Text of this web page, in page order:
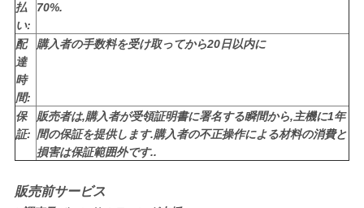
払
い:
70%.
配
達
時
間:
購入者の手数料を受け取ってから20日以内に
保
証:
販売者は,購入者が受領証明書に署名する瞬間から,主機に1年
間の保証を提供します.購入者の不正操作による材料の消費と
損害は保証範囲外です..
販売前サービス